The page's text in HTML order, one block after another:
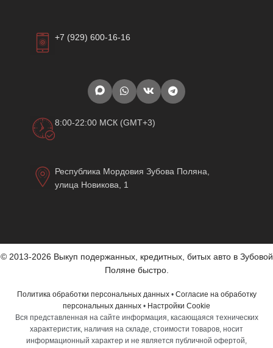
+7 (929) 600-16-16
8:00-22:00 МСК (GMT+3)
Республика Мордовия Зубова Поляна,
улица Новикова, 1
© 2013-2026 Выкуп подержанных, кредитных, битых авто в Зубовой
Поляне быстро.
Политика обработки персональных данных• Согласие на обработку
персональных данных • Настройки Cookie
Вся представленная на сайте информация, касающаяся технических
характеристик, наличия на складе, стоимости товаров, носит
информационный характер и не является публичной офертой,